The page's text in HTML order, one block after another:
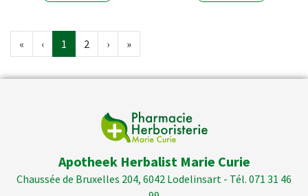
« ‹ 1 2 › »
Apotheek Herbalist Marie Curie
Chaussée de Bruxelles 204, 6042 Lodelinsart - Tél. 071 31 46